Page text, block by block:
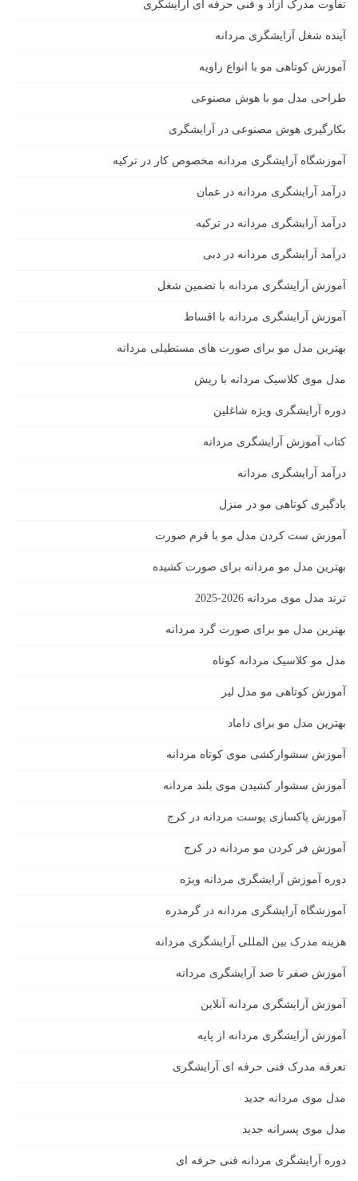
تفاوت مدرک آزاد و فنی حرفه ای آرایشگری
آینده شغل آرایشگری مردانه
آموزش کوتاهی مو با انواع زاویه
طراحی مدل مو با هوش مصنوعی
بکارگیری هوش مصنوعی در آرایشگری
آموزشگاه آرایشگری مردانه مخصوص کار در ترکیه
درآمد آرایشگری مردانه در عمان
درآمد آرایشگری مردانه در ترکیه
درآمد آرایشگری مردانه در دبی
آموزش آرایشگری مردانه با تضمین شغل
آموزش آرایشگری مردانه با اقساط
بهترین مدل مو برای صورت های مستطیلی مردانه
مدل موی کلاسیک مردانه با ریش
دوره آرایشگری ویژه شاغلین
کتاب آموزش آرایشگری مردانه
درآمد آرایشگری مردانه
یادگیری كوتاهى مو در منزل
آموزش ست كردن مدل مو با فرم صورت
بهترین مدل مو مردانه برای صورت کشیده
ترند مدل موی مردانه 2026-2025
بهترين مدل مو براى صورت گرد مردانه
مدل مو کلاسیک مردانه کوتاه
آموزش کوتاهی مو مدل لیر
بهترین مدل مو برای داماد
آموزش سشوارکشی موی کوتاه مردانه
آموزش سشوار کشیدن موی بلند مردانه
آموزش پاکسازی پوست مردانه در کرج
آموزش فر کردن مو مردانه در کرج
دوره آموزش آرایشگری مردانه ویژه
آموزشگاه آرایشگری مردانه در گرمدره
هزینه مدرک بین المللی آرایشگری مردانه
آموزش صفر تا صد آرایشگری مردانه
آموزش آرایشگری مردانه آنلاین
آموزش آرایشگری مردانه از پایه
تعرفه مدرک فنی حرفه ای آرایشگری
مدل موی مردانه جدید
مدل موی پسرانه جدید
دوره آرایشگری مردانه فنی حرفه ای